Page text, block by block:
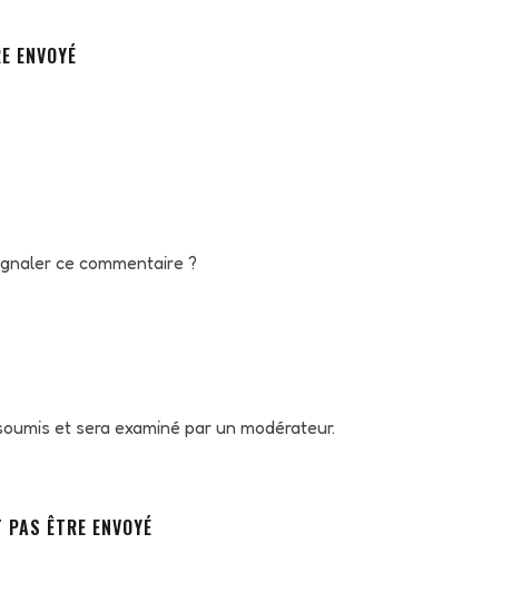
ENVOYÉ
ce commentaire ?
et sera examiné par un modérateur.
ÊTRE ENVOYÉ